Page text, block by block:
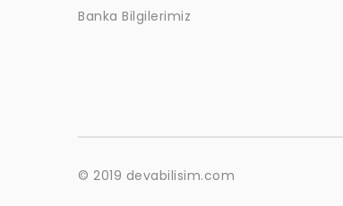
WRT
BEST
Banka Bilgilerimiz
© 2019 devabilisim.com